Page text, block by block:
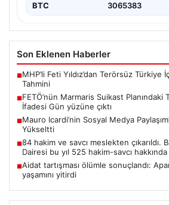
BTC 3065383
Son Eklenen Haberler
■MHP’li Feti Yıldız’dan Terörsüz Türkiye
Tahmini
■FETÖ’nün Marmaris Suikast Planındaki
İfadesi Gün yüzüne çıktı
■Mauro Icardi’nin Sosyal Medya
Yükseltti
■84 hakim ve savcı meslekten çıkarıldı.
Dairesi bu yıl 525 hakim-savcı hakkında
■Aidat tartışması ölümle sonuçlandı:
yaşamını yitirdi